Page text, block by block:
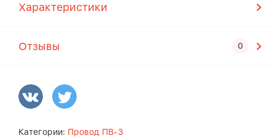
Характеристики
Отзывы
Категории: Провод ПВ-3